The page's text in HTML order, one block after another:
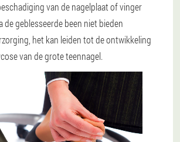
van de nagelplaat of vinger
de geblesseerde been niet bieden
het kan leiden tot de ontwikkeling
van de grote teennagel.